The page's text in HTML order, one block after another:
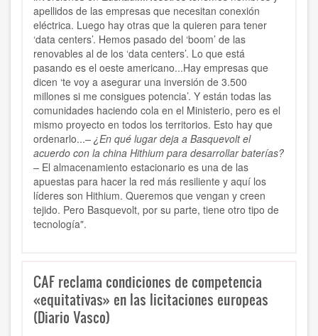
apellidos de las empresas que necesitan conexión
eléctrica. Luego hay otras que la quieren para tener
‘data centers’. Hemos pasado del ‘boom’ de las
renovables al de los ‘data centers’. Lo que está
pasando es el oeste americano...Hay empresas que
dicen ‘te voy a asegurar una inversión de 3.500
millones si me consigues potencia’. Y están todas las
comunidades haciendo cola en el Ministerio, pero es el
mismo proyecto en todos los territorios. Esto hay que
ordenarlo...– ¿En qué lugar deja a Basquevolt el
acuerdo con la china Hithium para desarrollar baterías?
– El almacenamiento estacionario es una de las
apuestas para hacer la red más resiliente y aquí los
líderes son Hithium. Queremos que vengan y creen
tejido. Pero Basquevolt, por su parte, tiene otro tipo de
tecnología".
CAF reclama condiciones de competencia
«equitativas» en las licitaciones europeas
(Diario Vasco)